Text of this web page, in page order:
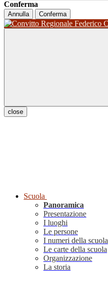
Conferma
Annulla Conferma
close
Scuola
Panoramica
Presentazione
I luoghi
Le persone
I numeri della scuola
Le carte della scuola
Organizzazione
La storia